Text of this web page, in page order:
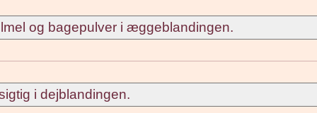
og bagepulver i æggeblandingen.
i dejblandingen.